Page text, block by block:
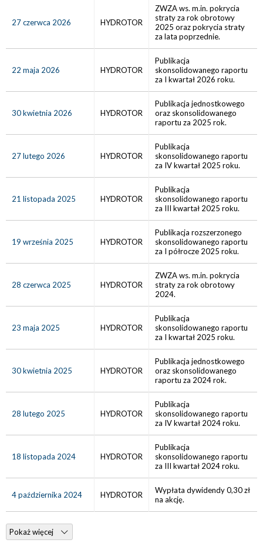
27 czerwca 2026 HYDROTOR
ZWZA ws. m.in. pokrycia
straty za rok obrotowy
2025 oraz pokrycia straty
za lata poprzednie.
22 maja 2026 HYDROTOR
Publikacja
skonsolidowanego raportu
za I kwartał 2026 roku.
30 kwietnia 2026 HYDROTOR
Publikacja jednostkowego
oraz skonsolidowanego
raportu za 2025 rok.
27 lutego 2026 HYDROTOR
Publikacja
skonsolidowanego raportu
za IV kwartał 2025 roku.
21 listopada 2025 HYDROTOR
Publikacja
skonsolidowanego raportu
za III kwartał 2025 roku.
19 września 2025 HYDROTOR
Publikacja rozszerzonego
skonsolidowanego raportu
za I półrocze 2025 roku.
28 czerwca 2025 HYDROTOR
ZWZA ws. m.in. pokrycia
straty za rok obrotowy
2024.
23 maja 2025 HYDROTOR
Publikacja
skonsolidowanego raportu
za I kwartał 2025 roku.
30 kwietnia 2025 HYDROTOR
Publikacja jednostkowego
oraz skonsolidowanego
raportu za 2024 rok.
28 lutego 2025 HYDROTOR
Publikacja
skonsolidowanego raportu
za IV kwartał 2024 roku.
18 listopada 2024 HYDROTOR
Publikacja
skonsolidowanego raportu
za III kwartał 2024 roku.
4 października 2024 HYDROTOR
Wypłata dywidendy 0,30 zł
na akcję.
Pokaż więcej